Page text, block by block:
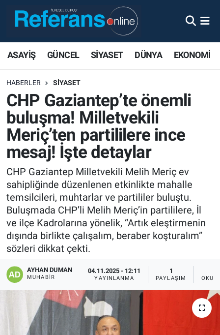
ASAYİŞ GÜNCEL SİYASET DÜNYA EKONOMİ
HABERLER SİYASET
CHP Gaziantep’te önemli
buluşma! Milletvekili
Meriç’ten partililere ince
mesaj! İşte detaylar
CHP Gaziantep Milletvekili Melih Meriç ev
sahipliğinde düzenlenen etkinlikte mahalle
temsilcileri, muhtarlar ve partililer buluştu.
Buluşmada CHP’li Melih Meriç’in partililere, İl
ve ilçe Kadrolarına yönelik, “Artık eleştirmenin
dışında birlikte çalışalım, beraber koşturalım”
sözleri dikkat çekti.
AYHAN DUMAN
MUHABIR
04.11.2025 - 12:11
YAYINLANMA
1
PAYLAŞIM